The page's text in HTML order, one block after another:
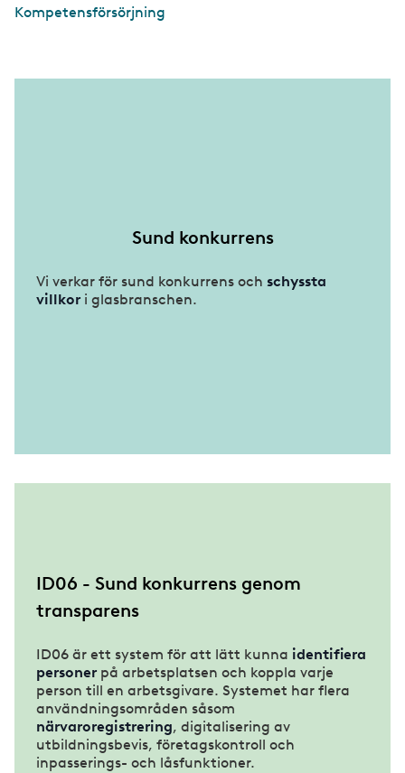
Kompetensförsörjning
Sund konkurrens
Vi verkar för sund konkurrens och schyssta
villkor i glasbranschen.
ID06 - Sund konkurrens genom
transparens
ID06 är ett system för att lätt kunna identifiera
personer på arbetsplatsen och koppla varje
person till en arbetsgivare. Systemet har flera
användningsområden såsom
närvaroregistrering, digitalisering av
utbildningsbevis, företagskontroll och
inpasserings- och låsfunktioner.